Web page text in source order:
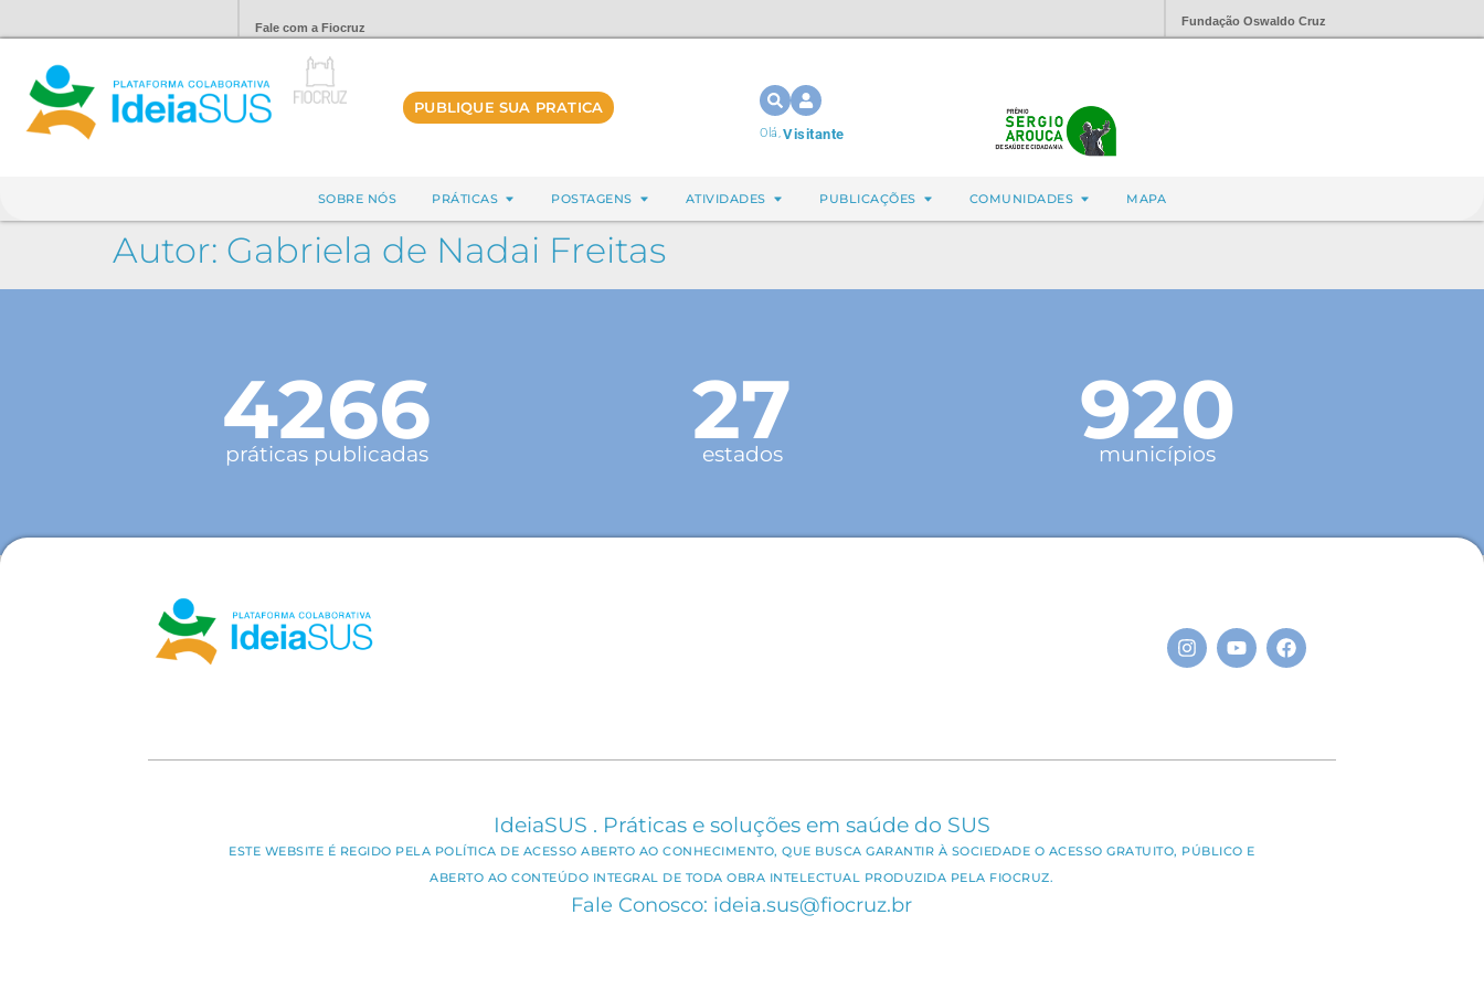
Fale com a Fiocruz Fundação Oswaldo Cruz
PUBLIQUE SUA PRATICA
Olá,Visitante
SOBRE NÓS PRÁTICAS POSTAGENS ATIVIDADES PUBLICAÇÕES COMUNIDADES MAPA
Autor: Gabriela de Nadai Freitas
4266
práticas publicadas 27
estados 920
municípios
IdeiaSUS . Práticas e soluções em saúde do SUS
ESTE WEBSITE É REGIDO PELA POLÍTICA DE ACESSO ABERTO AO CONHECIMENTO, QUE BUSCA GARANTIR À SOCIEDADE O ACESSO GRATUITO, PÚBLICO E
ABERTO AO CONTEÚDO INTEGRAL DE TODA OBRA INTELECTUAL PRODUZIDA PELA FIOCRUZ.
Fale Conosco: ideia.sus@fiocruz.br